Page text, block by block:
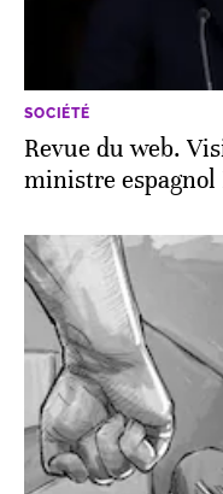
SOCIÉTÉ
Revue du web.
ministre espagnol